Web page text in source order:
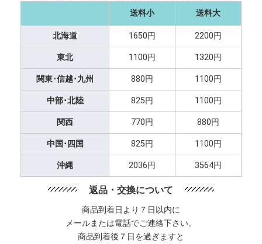
送料小
送料大
北海道 1650円 2200円
東北 1100円 1320円
関東･信越･九州 880円 1100円
中部･北陸 825円 1100円
関西 770円 880円
中国･四国 825円 1100円
沖縄 2036円 3564円
返品・交換について
商品到着日より７日以内に
メールまたは電話でご連絡下さい。
商品到着後７日を過ぎますと